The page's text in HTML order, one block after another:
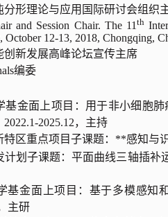
分形理论与应用国际研讨会组织
and Session Chair. The 11 th
12-13, 2018, Chongqing,
创新发展高峰论坛宣传主席
编委
基金面上项目：用于非小细胞
2022.1-2025.12，主持
特区重点项目子课题：**感知与
划子课题：平面曲线三轴插补
基金面上项目：基于多模感知
主研